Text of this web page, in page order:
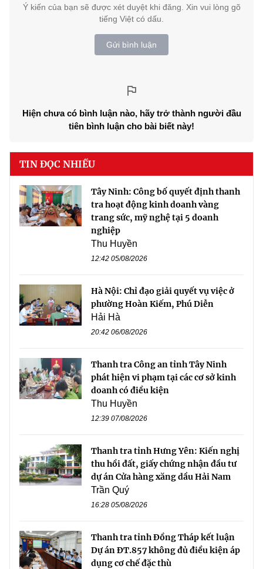
Ý kiến của bạn sẽ được xét duyệt khi đăng. Xin vui lòng gõ
tiếng Việt có dấu.
Gửi bình luận
Hiện chưa có bình luận nào, hãy trở thành người đầu
tiên bình luận cho bài biết này!
TIN ĐỌC NHIỀU
Tây Ninh: Công bố quyết định thanh
tra hoạt động kinh doanh vàng
trang sức, mỹ nghệ tại 5 doanh
nghiệp
Thu Huyền
12:42 05/08/2026
Hà Nội: Chỉ đạo giải quyết vụ việc ở
phường Hoàn Kiếm, Phú Diễn
Hải Hà
20:42 06/08/2026
Thanh tra Công an tỉnh Tây Ninh
phát hiện vi phạm tại các cơ sở kinh
doanh có điều kiện
Thu Huyền
12:39 07/08/2026
Thanh tra tỉnh Hưng Yên: Kiến nghị
thu hồi đất, giấy chứng nhận đầu tư
dự án Cửa hàng xăng dầu Hải Nam
Trần Quý
16:28 05/08/2026
Thanh tra tỉnh Đồng Tháp kết luận
Dự án ĐT.857 không đủ điều kiện áp
dụng cơ chế đặc thù